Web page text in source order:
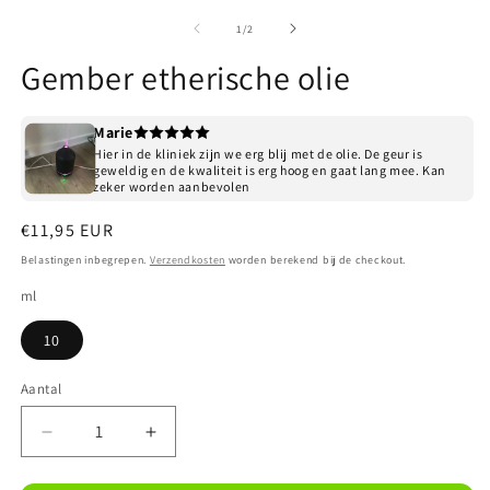
1 /van
2
Gember etherische olie
Marie
Hier in de kliniek zijn we erg blij met de olie. De geur is
geweldig en de kwaliteit is erg hoog en gaat lang mee. Kan
zeker worden aanbevolen
Normale
prijs
€11,95 EUR
Belastingen inbegrepen. Verzendkosten worden berekend bij de checkout.
ml
10
Aantal
Aantal
verlagen
Aantal
verhogen